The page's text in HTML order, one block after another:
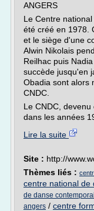
ANGERS
Le Centre
été créé en 1978.
et le siège d'une
Alwin Nikolais
Reilhac puis
succède jusqu'en
Obadia sont alors
CNDC.
Le CNDC,
dans les années
Lire la suite
Site : http://
Thèmes liés :
centre national de
de danse
angers / centre